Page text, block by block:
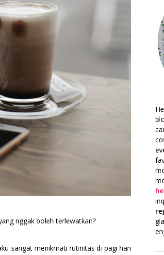
nggak boleh terlewatkan?
sangat menikmati rutinitas di pagi hari